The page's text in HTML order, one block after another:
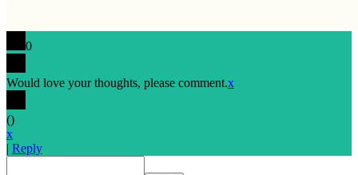
0
Would love your thoughts, please comment.x
()
x
Reply